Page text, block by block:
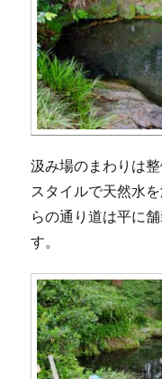
汲み場のまわりは
スタイルで天然水
らの通り道は平に
す。